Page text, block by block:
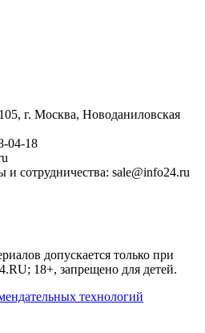
г. Москва, Новоданиловская
04-18
сотрудничества: sale@info24.ru
допускается только при
18+, запрещено для детей.
технологий